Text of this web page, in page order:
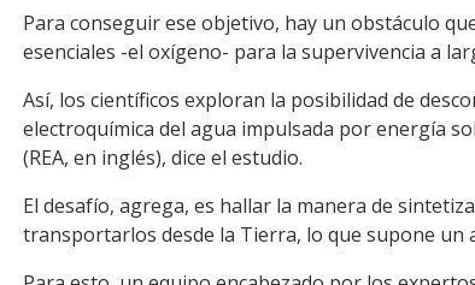
WhatsApp
Email
Copy
Para conseguir ese objetivo, hay un obstáculo
esenciales -el oxígeno- para la supervivencia a
Así, los científicos exploran la posibilidad de
electroquímica del agua impulsada por energía
(REA, en inglés), dice el estudio.
El desafío, agrega, es hallar la manera de
transportarlos desde la Tierra, lo que supone un